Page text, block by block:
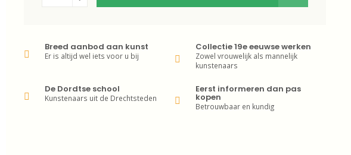
Breed aanbod aan kunst
Er is altijd wel iets voor u bij
Collectie 19e eeuwse werken
Zowel vrouwelijk als mannelijk
kunstenaars
De Dordtse school
Kunstenaars uit de Drechtsteden
Eerst informeren dan pas
kopen
Betrouwbaar en kundig